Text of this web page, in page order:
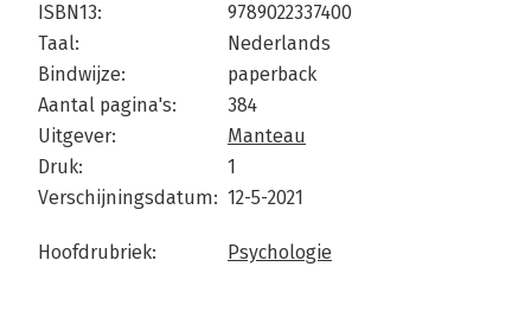
ISBN13:
9789022337400
Taal:
Nederlands
Bindwijze:
paperback
Aantal pagina's:
384
Uitgever:
Manteau
Druk:
1
Verschijningsdatum: 12-5-2021
Hoofdrubriek: Psychologie